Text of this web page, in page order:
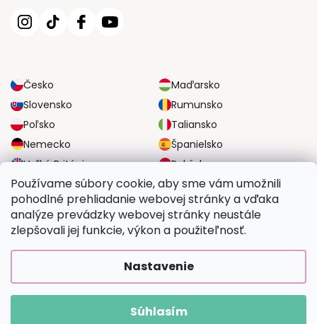
Používame súbory cookie, aby sme vám umožnili
pohodlné prehliadanie webovej stránky a vďaka
analýze prevádzky webovej stránky neustále
zlepšovali jej funkcie, výkon a použiteľnosť.
Nastavenie
Súhlasím
Česko
Maďarsko
Slovensko
Rumunsko
Poľsko
Taliansko
Nemecko
Španielsko
Veľká Británia
Rakúsko
SPOĽAHLIVÉ MOŽNOSTI DOPRAVY
BEZPEČNÉ MOŽNOSTI PLATBY
Vymalujsisam.sk. Všetky práva vyhradené.